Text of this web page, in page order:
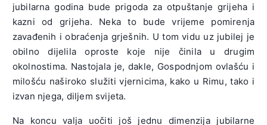
jubilarna godina bude prigoda za otpuštanje grijeha i
kazni od grijeha. Neka to bude vrijeme pomirenja
zavađenih i obraćenja grješnih. U tom vidu uz jubilej je
obilno dijelila oproste koje nije činila u drugim
okolnostima. Nastojala je, dakle, Gospodnjom ovlašću i
milošću naširoko služiti vjernicima, kako u Rimu, tako i
izvan njega, diljem svijeta.
Na koncu valja uočiti još jednu dimenzija jubilarne